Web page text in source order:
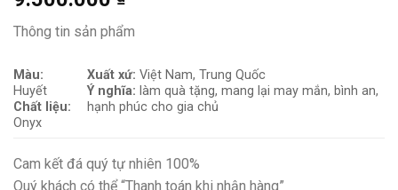
Thông tin sản phẩm
Màu:
Huyết
Chất liệu:
Onyx
Xuất xứ:Việt Nam, Trung Quốc
Ý nghĩa: làm quà tặng, mang lại may mắn, bình an,
hạnh phúc cho gia chủ
Cam kết đá quý tự nhiên 100%
Quý khách có thể “Thanh toán khi nhận hàng”